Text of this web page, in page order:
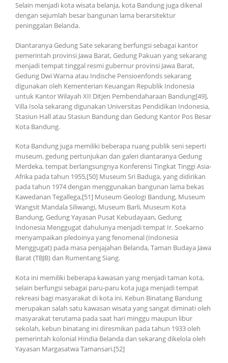
Selain menjadi kota wisata belanja, kota Bandung juga dikenal
dengan sejumlah besar bangunan lama berarsitektur
peninggalan Belanda.
Diantaranya Gedung Sate sekarang berfungsi sebagai kantor
pemerintah provinsi Jawa Barat, Gedung Pakuan yang sekarang
menjadi tempat tinggal resmi gubernur provinsi Jawa Barat,
Gedung Dwi Warna atau Indische Pensioenfonds sekarang
digunakan oleh Kementerian Keuangan Republik Indonesia
untuk Kantor Wilayah XII Ditjen Pembendaharaan Bandung[49],
Villa Isola sekarang digunakan Universitas Pendidikan Indonesia,
Stasiun Hall atau Stasiun Bandung dan Gedung Kantor Pos Besar
Kota Bandung.
Kota Bandung juga memiliki beberapa ruang publik seni seperti
museum, gedung pertunjukan dan galeri diantaranya Gedung
Merdeka, tempat berlangsungnya Konferensi Tingkat Tinggi Asia-
Afrika pada tahun 1955,[50] Museum Sri Baduga, yang didirikan
pada tahun 1974 dengan menggunakan bangunan lama bekas
Kawedanan Tegallega,[51] Museum Geologi Bandung, Museum
Wangsit Mandala Siliwangi, Museum Barli, Museum Kota
Bandung, Gedung Yayasan Pusat Kebudayaan, Gedung
Indonesia Menggugat dahulunya menjadi tempat Ir. Soekarno
menyampaikan pledoinya yang fenomenal (Indonesia
Menggugat) pada masa penjajahan Belanda, Taman Budaya Jawa
Barat (TBJB) dan Rumentang Siang.
Kota ini memiliki beberapa kawasan yang menjadi taman kota,
selain berfungsi sebagai paru-paru kota juga menjadi tempat
rekreasi bagi masyarakat di kota ini. Kebun Binatang Bandung
merupakan salah satu kawasan wisata yang sangat diminati oleh
masyarakat terutama pada saat hari minggu maupun libur
sekolah, kebun binatang ini diresmikan pada tahun 1933 oleh
pemerintah kolonial Hindia Belanda dan sekarang dikelola oleh
Yayasan Margasatwa Tamansari.[52]